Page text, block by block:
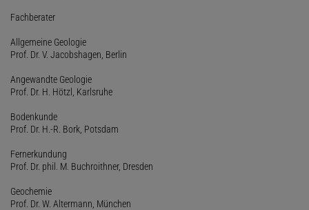
Fachberater
Allgemeine Geologie
Prof. Dr. V. Jacobshagen, Berlin
Angewandte Geologie
Prof. Dr. H. Hötzl, Karlsruhe
Bodenkunde
Prof. Dr. H.-R. Bork, Potsdam
Fernerkundung
Prof. Dr. phil. M. Buchroithner, Dresden
Geochemie
Prof. Dr. W. Altermann, München